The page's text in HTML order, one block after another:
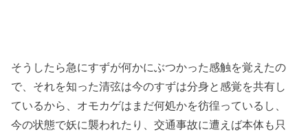
そうしたら急にすずが何かにぶつかった感触を覚えたの
で、それを知った清弦は今のすずは分身と感覚を共有し
ているから、オモカゲはまだ何処かを彷徨っているし、
今の状態で妖に襲われたり、交通事故に遭えば本体も只